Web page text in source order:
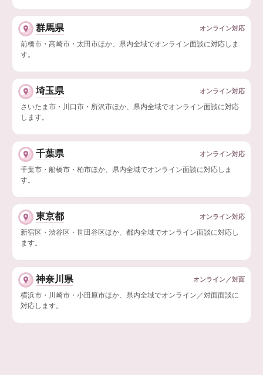
群馬県 オンライン対応
前橋市・高崎市・太田市ほか、県内全域でオンライン面談に対応しま
す。
埼玉県 オンライン対応
さいたま市・川口市・所沢市ほか、県内全域でオンライン面談に対応
します。
千葉県 オンライン対応
千葉市・船橋市・柏市ほか、県内全域でオンライン面談に対応しま
す。
東京都 オンライン対応
新宿区・渋谷区・世田谷区ほか、都内全域でオンライン面談に対応し
ます。
神奈川県 オンライン／対面
横浜市・川崎市・小田原市ほか、県内全域でオンライン／対面面談に
対応します。